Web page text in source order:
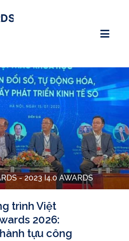
- 2023 I4.0 AWARDS
trình Việt
2026:
tựu công